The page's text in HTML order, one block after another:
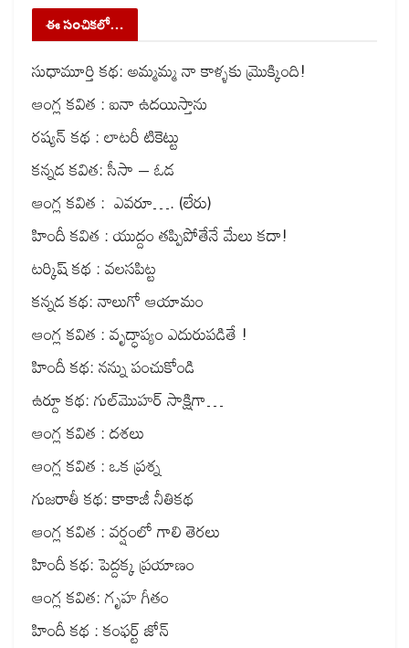
ఈ సంచికలో…
సుధామూర్తి కథ: అమ్మమ్మ నా కాళ్ళకు మ్రొక్కింది!
ఆంగ్ల కవిత : ఐనా ఉదయిస్తాను
రష్యన్ కథ : లాటరీ టికెట్టు
కన్నడ కవిత: సీసా – ఓడ
ఆంగ్ల కవిత : ఎవరూ…. (లేరు)
హిందీ కవిత : యుద్దం తప్పిపోతేనే మేలు కదా!
టర్కిష్ కథ : వలసపిట్ట
కన్నడ కథ: నాలుగో ఆయామం
ఆంగ్ల కవిత : వృద్ధాప్యం ఎదురుపడితే !
హిందీ కథ: నన్ను పంచుకోండి
ఉర్దూ కథ: గుల్‌మొహర్ సాక్షిగా…
ఆంగ్ల కవిత : దశలు
ఆంగ్ల కవిత : ఒక ప్రశ్న
గుజరాతీ కథ: కాకాజీ నీతికథ
ఆంగ్ల కవిత : వర్షంలో గాలి తెరలు
హిందీ కథ: పెద్దక్క ప్రయాణం
ఆంగ్ల కవిత: గృహ గీతం
హిందీ కథ : కంఫర్ట్ జోన్